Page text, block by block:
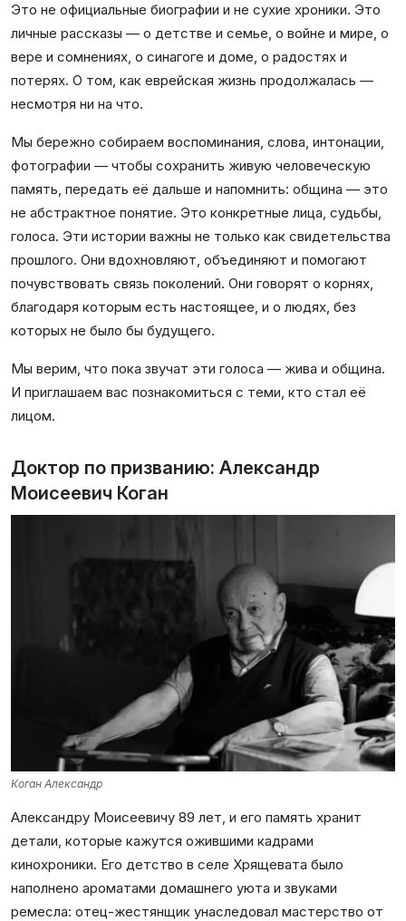
Это не официальные биографии и не сухие хроники. Это
личные рассказы — о детстве и семье, о войне и мире, о
вере и сомнениях, о синагоге и доме, о радостях и
потерях. О том, как еврейская жизнь продолжалась —
несмотря ни на что.
Мы бережно собираем воспоминания, слова, интонации,
фотографии — чтобы сохранить живую человеческую
память, передать её дальше и напомнить: община — это
не абстрактное понятие. Это конкретные лица, судьбы,
голоса. Эти истории важны не только как свидетельства
прошлого. Они вдохновляют, объединяют и помогают
почувствовать связь поколений. Они говорят о корнях,
благодаря которым есть настоящее, и о людях, без
которых не было бы будущего.
Мы верим, что пока звучат эти голоса — жива и община.
И приглашаем вас познакомиться с теми, кто стал её
лицом.
Доктор по призванию: Александр
Моисеевич Коган
Коган Александр
Александру Моисеевичу 89 лет, и его память хранит
детали, которые кажутся ожившими кадрами
кинохроники. Его детство в селе Хрящевата было
наполнено ароматами домашнего уюта и звуками
ремесла: отец-жестянщик унаследовал мастерство от